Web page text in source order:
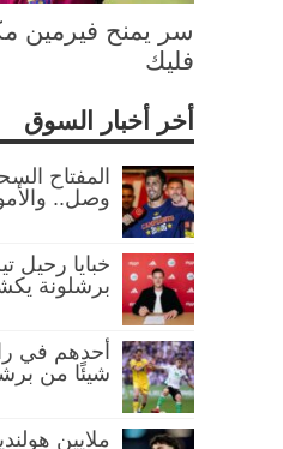
سر يمنح فيرمين
فليك
أخر أخبار السوق
المفتاح
وصل..
خبايا رحيل
برشلونة
أحدهم في
شيئًا من
ملايين